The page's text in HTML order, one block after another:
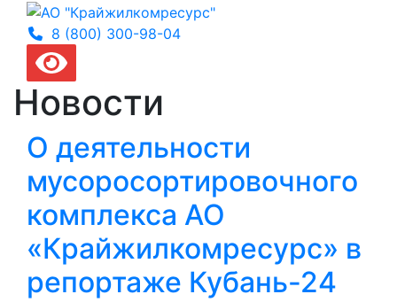
8 (800) 300-98-04
Новости
О деятельности
мусоросортировочного
комплекса АО
«Крайжилкомресурс» в
репортаже Кубань-24